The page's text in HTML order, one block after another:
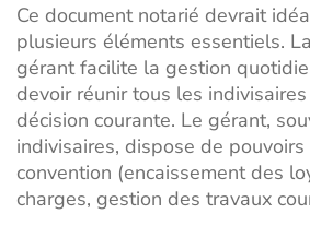
Ce document notarié devrait
plusieurs éléments essentiels.
gérant facilite la gestion
devoir réunir tous les
décision courante. Le gérant,
indivisaires, dispose de
convention (encaissement des
charges, gestion des travaux